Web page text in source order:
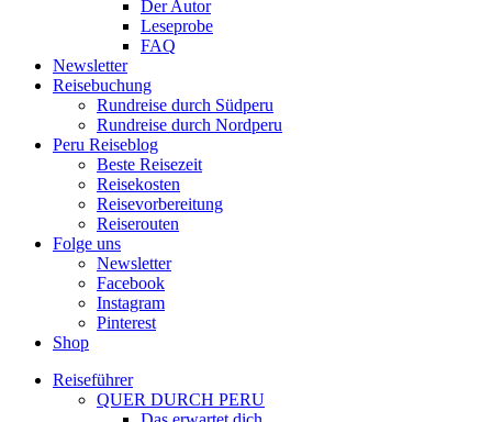
Der Autor
Leseprobe
FAQ
Newsletter
Reisebuchung
Rundreise durch Südperu
Rundreise durch Nordperu
Peru Reiseblog
Beste Reisezeit
Reisekosten
Reisevorbereitung
Reiserouten
Folge uns
Newsletter
Facebook
Instagram
Pinterest
Shop
Reiseführer
QUER DURCH PERU